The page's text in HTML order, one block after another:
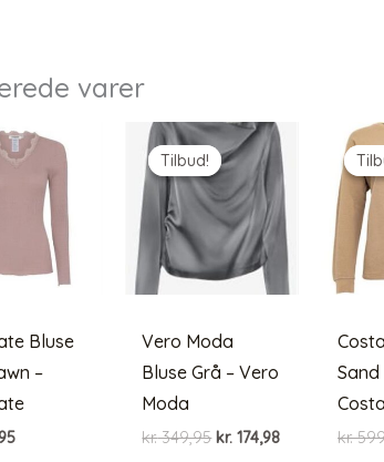
varer
Bluse
–
Tilbud!
Tilbud!
Vero Moda
Bluse Grå – Vero
Moda
kr.349,95 Den
kr. 174,98Den
Sand
kr.